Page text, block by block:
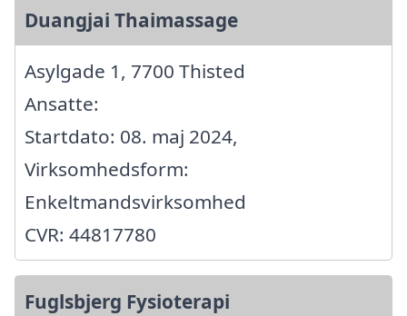
Duangjai Thaimassage
Asylgade 1, 7700 Thisted
Ansatte:
Startdato: 08. maj 2024,
Virksomhedsform:
Enkeltmandsvirksomhed
CVR: 44817780
Fuglsbjerg Fysioterapi